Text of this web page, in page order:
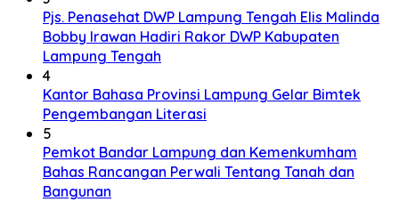
Pjs. Penasehat DWP Lampung Tengah Elis Malinda
Bobby Irawan Hadiri Rakor DWP Kabupaten
Lampung Tengah
4
Kantor Bahasa Provinsi Lampung Gelar Bimtek
Pengembangan Literasi
5
Pemkot Bandar Lampung dan Kemenkumham
Bahas Rancangan Perwali Tentang Tanah dan
Bangunan